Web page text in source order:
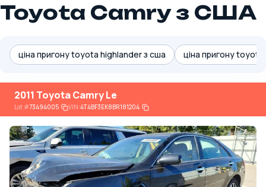
Toyota Camry з США
ціна пригону toyota highlander з сша ціна пригону
2011 Toyota Camry Le
Lot#73494005 VIN:4T4BF3EK8BR181204